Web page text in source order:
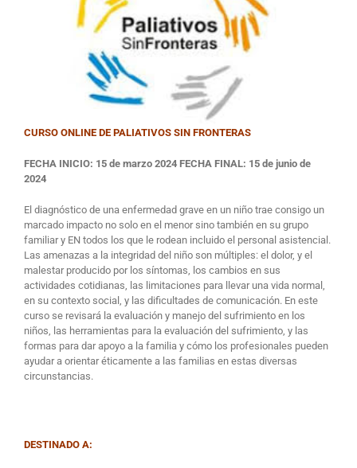
CURSO ONLINE DE PALIATIVOS SIN FRONTERAS
FECHA INICIO: 15 de marzo 2024 FECHA FINAL: 15 de junio de
2024
El diagnóstico de una enfermedad grave en un niño trae consigo un
marcado impacto no solo en el menor sino también en su grupo
familiar y EN todos los que le rodean incluido el personal asistencial.
Las amenazas a la integridad del niño son múltiples: el dolor, y el
malestar producido por los síntomas, los cambios en sus
actividades cotidianas, las limitaciones para llevar una vida normal,
en su contexto social, y las dificultades de comunicación. En este
curso se revisará la evaluación y manejo del sufrimiento en los
niños, las herramientas para la evaluación del sufrimiento, y las
formas para dar apoyo a la familia y cómo los profesionales pueden
ayudar a orientar éticamente a las familias en estas diversas
circunstancias.
DESTINADO A: